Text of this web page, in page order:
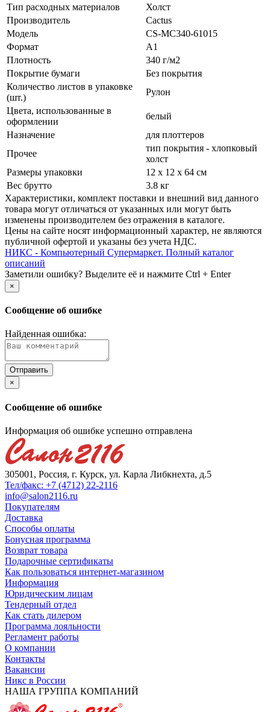
Тип расходных материалов
Холст
Производитель
Cactus
Модель
CS-MC340-61015
Формат
A1
Плотность
340 г/­м2
Покрытие бумаги
Без покрытия
Количество листов в упаковке
(шт.)
Рулон
Цвета, использованные в
оформлении
белый
Назначение
для плоттеров
Прочее
тип покрытия - хлопковый
холст
Размеры упаковки
12 x 12 x 64 см
Вес брутто
3.8 кг
Xарактеристики, комплект поставки и внешний вид данного
товара могут отличаться от указанных или могут быть
изменены производителем без отражения в каталоге.
Цены на сайте носят информационный характер, не являются
публичной офертой и указаны без учета НДС.
НИКС - Компьютерный Cупермаркет. Полный каталог
описаний
Заметили ошибку? Выделите её и нажмите Ctrl + Enter
×
Сообщение об ошибке
Найденная ошибка:
×
Сообщение об ошибке
Информация об ошибке успешно отправлена
305001, Россия, г. Курск, ул. Карла Либкнехта, д.5
Тел/факс: +7 (4712) 22-2116
info@salon2116.ru
Покупателям
Доставка
Способы оплаты
Бонусная программа
Возврат товара
Подарочные сертификаты
Как пользоваться интернет-магазином
Информация
Юридическим лицам
Тендерный отдел
Как стать дилером
Программа лояльности
Регламент работы
О компании
Контакты
Вакансии
Никс в России
НАША ГРУППА КОМПАНИЙ